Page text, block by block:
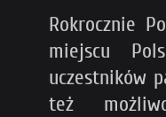
Rokrocznie
miejscu
uczestników
też